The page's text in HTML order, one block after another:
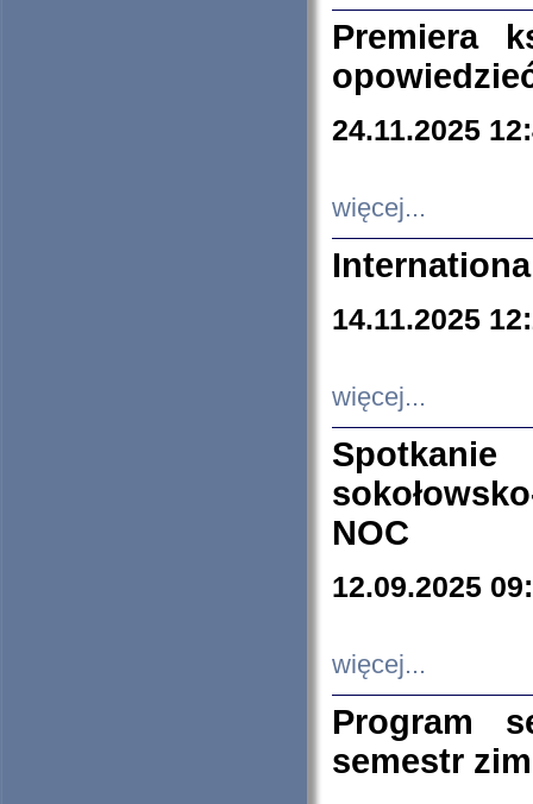
Premiera
24.11.2025
więcej...
14.11.2025
więcej...
NOC
12.09.2025
więcej...
Program
semestr